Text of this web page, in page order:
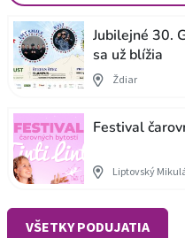
Jubilejné 30.
sa už blížia
Ždiar
Festival
Liptovský
VŠETKY PODUJATIA